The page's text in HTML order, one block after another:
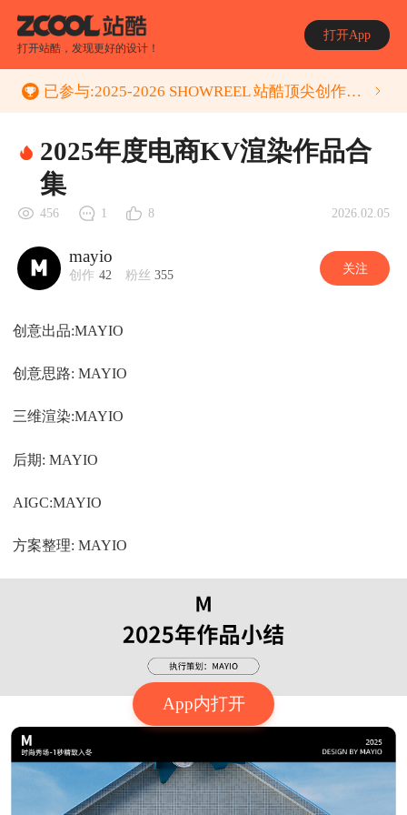
打开站酷，发现更好的设计！
打开App
App内打开
已参与:2025-2026 SHOWREEL 站酷顶尖创作者年度作品集 征集活动
2025年度电商KV渲染作品合
集
456 1 8 2026.02.05
mayio
创作 42 粉丝 355 关注
创意出品:MAYIO
创意思路: MAYIO
三维渲染:MAYIO
后期: MAYIO
AIGC:MAYIO
方案整理: MAYIO